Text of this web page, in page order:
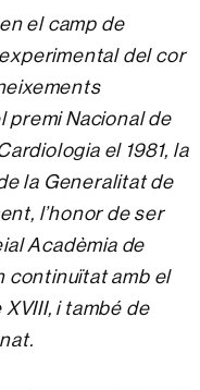
el camp de
del cor
premi Nacional de
el 1981, la
la Generalitat de
l’honor de ser
Acadèmia de
continuïtat amb el
i també de